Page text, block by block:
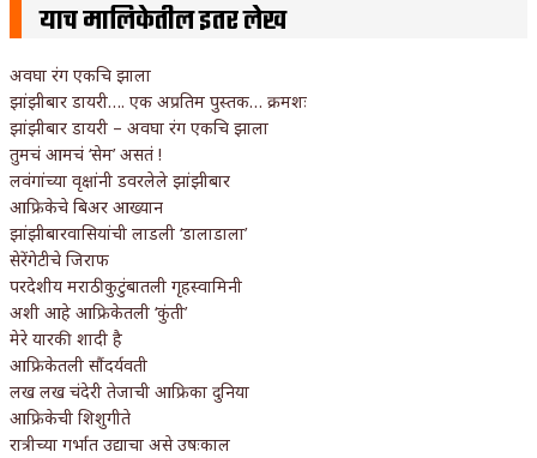
याच मालिकेतील इतर लेख
अवघा रंग एकचि झाला
झांझीबार डायरी…. एक अप्रतिम पुस्तक… क्रमशः
झांझीबार डायरी – अवघा रंग एकचि झाला
तुमचं आमचं ‘सेम’ असतं !
लवंगांच्या वृक्षांनी डवरलेले झांझीबार
आफ्रिकेचे बिअर आख्यान
झांझीबारवासियांची लाडली ‘डालाडाला’
सेरेंगेटीचे जिराफ
परदेशीय मराठी कुटुंबातली गृहस्वामिनी
अशी आहे आफ्रिकेतली ‘कुंती’
मेरे यारकी शादी है
आफ्रिकेतली सौंदर्यवती
लख लख चंदेरी तेजाची आफ्रिका दुनिया
आफ्रिकेची शिशुगीते
रात्रीच्या गर्भात उद्याचा असे उषःकाल